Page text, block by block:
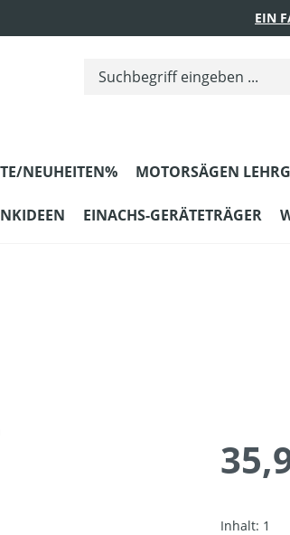
EIN
NEUHEITEN% MOTORSÄGEN
EINACHS-GERÄTETRÄGER
Inhalt: 1